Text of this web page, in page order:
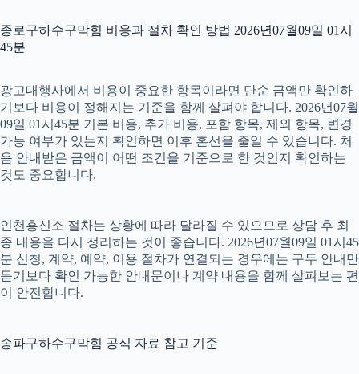
종로구하수구막힘 비용과 절차 확인 방법 2026년07월09일 01시
45분
광고대행사에서 비용이 중요한 항목이라면 단순 금액만 확인하
기보다 비용이 정해지는 기준을 함께 살펴야 합니다. 2026년07월
09일 01시45분 기본 비용, 추가 비용, 포함 항목, 제외 항목, 변경
가능 여부가 있는지 확인하면 이후 혼선을 줄일 수 있습니다. 처
음 안내받은 금액이 어떤 조건을 기준으로 한 것인지 확인하는
것도 중요합니다.
인천흥신소 절차는 상황에 따라 달라질 수 있으므로 상담 후 최
종 내용을 다시 정리하는 것이 좋습니다. 2026년07월09일 01시45
분 신청, 계약, 예약, 이용 절차가 연결되는 경우에는 구두 안내만
듣기보다 확인 가능한 안내문이나 계약 내용을 함께 살펴보는 편
이 안전합니다.
송파구하수구막힘 공식 자료 참고 기준